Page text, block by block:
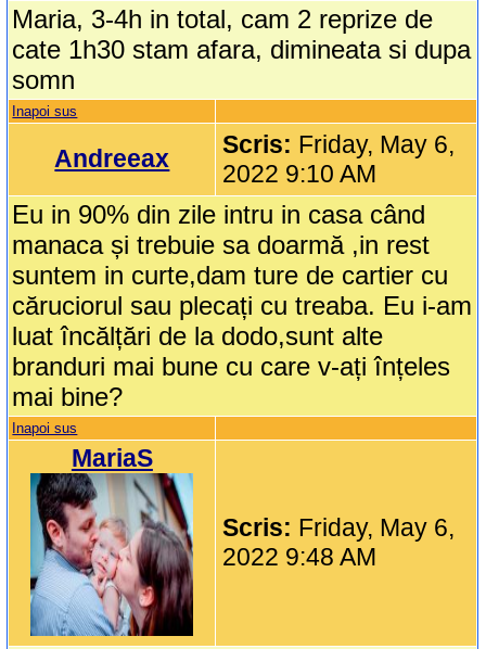
Maria, 3-4h in total, cam 2 reprize de
cate 1h30 stam afara, dimineata si dupa
somn
Inapoi sus
Andreeax Scris: Friday, May 6,
2022 9:10 AM
Eu in 90% din zile intru in casa când
manaca și trebuie sa doarmă ,in rest
suntem in curte,dam ture de cartier cu
căruciorul sau plecați cu treaba. Eu i-am
luat încălțări de la dodo,sunt alte
branduri mai bune cu care v-ați înțeles
mai bine?
Inapoi sus
MariaS
Scris: Friday, May 6,
2022 9:48 AM